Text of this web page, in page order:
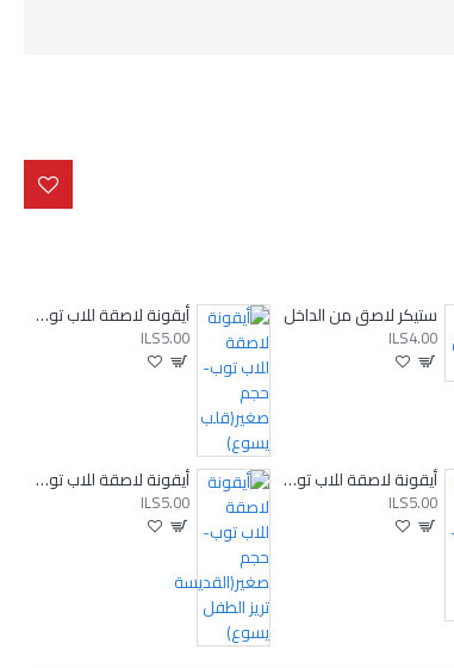
ستيكر لاصق من الداخل
ILS4.00
أيقونة لاصقة للاب توب-حجم صغير(قلب يسوع)
ILS5.00
أيقونة لاصقة للاب توب-حجم صغير(مار جريس)
ILS5.00
أيقونة لاصقة للاب توب-حجم صغير(القديسة تريز الطفل يسوع)
ILS5.00